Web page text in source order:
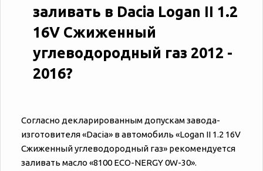
заливать в Dacia Logan II 1.2
16V Сжиженный
углеводородный газ 2012 -
2016?
Согласно декларированным допускам завода-
изготовителя «‎‎Dacia» в автомобиль «‎‎Logan II 1.2 16V
Сжиженный углеводородный газ» рекомендуется
заливать масло «8100 ECO-NERGY 0W-30».